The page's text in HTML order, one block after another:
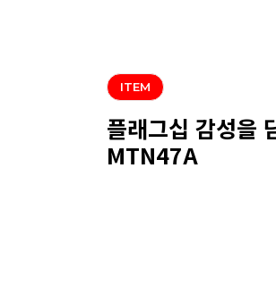
ITEM
플래그십 감성을
MTN47A